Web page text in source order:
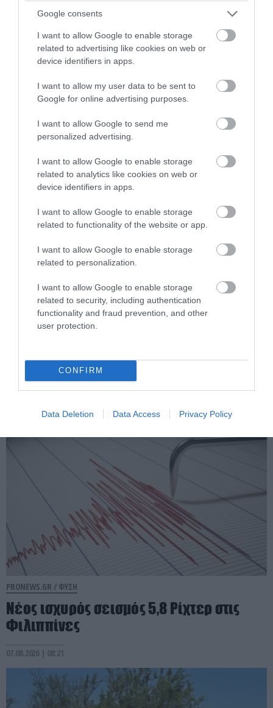
Google consents
I want to allow Google to enable storage
related to advertising like cookies on web or
device identifiers in apps.
I want to allow my user data to be sent to
Google for online advertising purposes.
I want to allow Google to send me
personalized advertising.
I want to allow Google to enable storage
related to analytics like cookies on web or
device identifiers in apps.
I want to allow Google to enable storage
related to functionality of the website or app.
I want to allow Google to enable storage
related to personalization.
I want to allow Google to enable storage
related to security, including authentication
functionality and fraud prevention, and other
user protection.
CONFIRM
Data Deletion Data Access Privacy Policy
PRONEWS.GR /ΦΥΣΗ
Τα πουλιά που μπορούν να μιμηθούν
σχεδόν οποιονδήποτε ήχο ακούσουν
07.08.2026 | 09:57
PRONEWS.GR /ΦΥΣΗ
κάποτε βρισκόταν στον βυθό της
θάλασσας!
07.08.2026 | 09:47
PRONEWS.GR / ΦΥΣΗ
Νέος ισχυρός σεισμός 5,8 Ρίχτερ στις
Φιλιππίνες
07.08.2026 | 08:21